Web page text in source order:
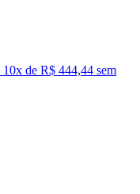
10x de R$ 444,44 sem